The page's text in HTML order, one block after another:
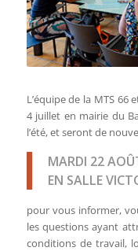
L’équipe de la MTS
4 juillet en mairie du
l’été, et seront de
MARDI 22
EN SALLE
pour vous informer,
les questions ayant
conditions de travail,